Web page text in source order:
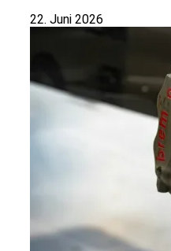
22. Juni 2026